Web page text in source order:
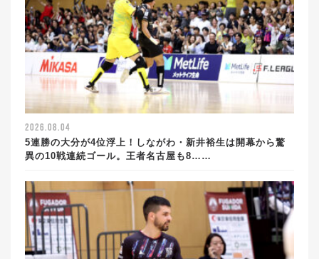
2026.08.04
5連勝の大分が4位浮上！しながわ・新井裕生は開幕から驚
異の10戦連続ゴール。王者名古屋も8……